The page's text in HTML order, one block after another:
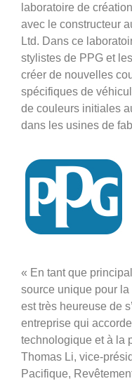
laboratoire de
avec le constructeur
Ltd. Dans ce
stylistes de PPG et
créer de nouvelles
spécifiques de
de couleurs initiales
dans les usines de
« En tant que
source unique pour
est très heureuse de
entreprise qui
technologique et à la
Thomas Li, vice-
Pacifique,